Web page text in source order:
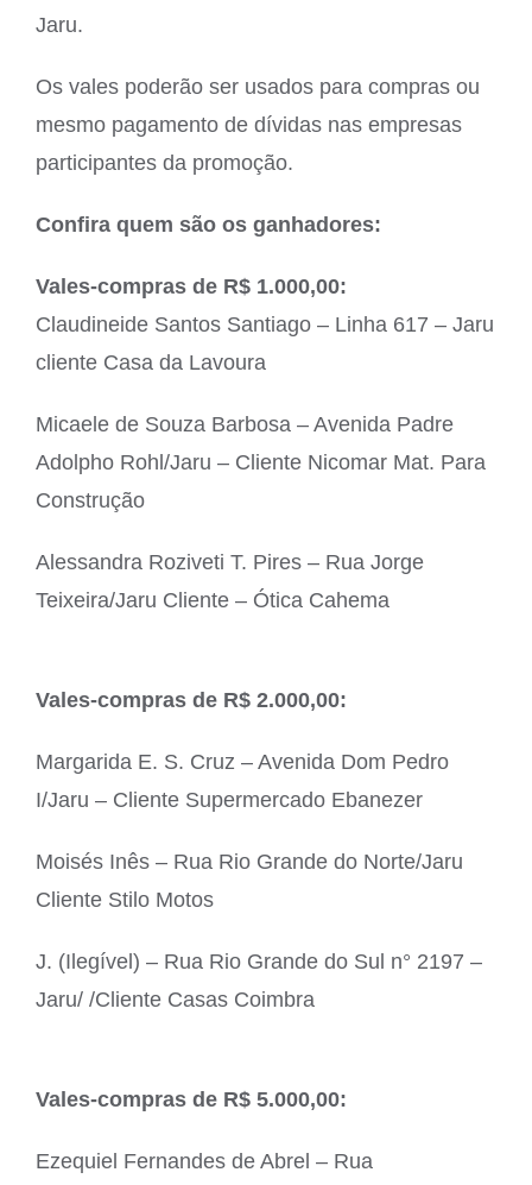
Jaru.
Os vales poderão ser usados para compras ou
mesmo pagamento de dívidas nas empresas
participantes da promoção.
Confira quem são os ganhadores:
Vales-compras de R$ 1.000,00:
Claudineide Santos Santiago – Linha 617 – Jaru
cliente Casa da Lavoura
Micaele de Souza Barbosa – Avenida Padre
Adolpho Rohl/Jaru – Cliente Nicomar Mat. Para
Construção
Alessandra Roziveti T. Pires – Rua Jorge
Teixeira/Jaru Cliente – Ótica Cahema
Vales-compras de R$ 2.000,00:
Margarida E. S. Cruz – Avenida Dom Pedro
I/Jaru – Cliente Supermercado Ebanezer
Moisés Inês – Rua Rio Grande do Norte/Jaru
Cliente Stilo Motos
J. (Ilegível) – Rua Rio Grande do Sul n° 2197 –
Jaru/ /Cliente Casas Coimbra
Vales-compras de R$ 5.000,00:
Ezequiel Fernandes de Abrel – Rua